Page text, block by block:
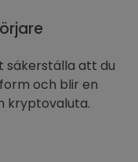
säkerställa att du
och blir en
kryptovaluta.